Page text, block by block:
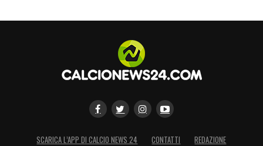
SCARICA L’APP DI CALCIO NEWS 24 CONTATTI
REDAZIONE